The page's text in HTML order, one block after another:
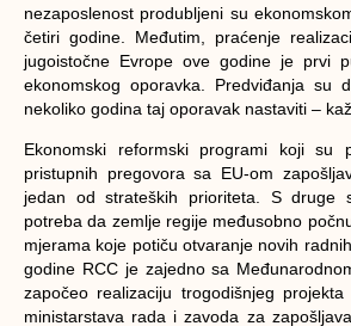
nezaposlenost produbljeni su
četiri godine. Međutim, praćenje
jugoistočne Evrope ove godine je prvi
ekonomskog oporavka. Predviđanja su
nekoliko godina taj oporavak nastaviti –
Ekonomski reformski programi koji su
pristupnih pregovora sa EU-om
jedan od strateških prioriteta. S druge
potreba da zemlje regije međusobno
mjerama koje potiču otvaranje novih
godine RCC je zajedno sa
započeo realizaciju trogodišnjeg
ministarstava rada i zavoda za